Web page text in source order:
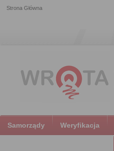
Strona Główna
Samorządy Weryfikacja